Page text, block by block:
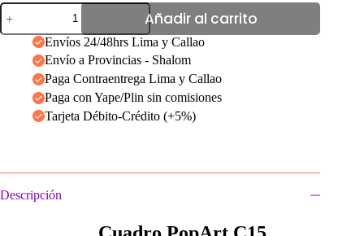
Cuadro
PopArt
C15
cantidad
Añadir al carrito
Envíos 24/48hrs Lima y Callao
Envío a Provincias - Shalom
Paga Contraentrega Lima y Callao
Paga con Yape/Plin sin comisiones
Tarjeta Débito-Crédito (+5%)
Descripción